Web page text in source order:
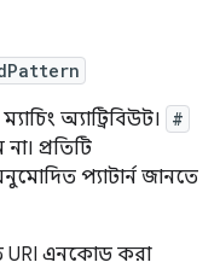
অ্যাট্রিবিউট। #
প্রতিটি
প্যাটার্ন জানতে
URI এনকোড করা